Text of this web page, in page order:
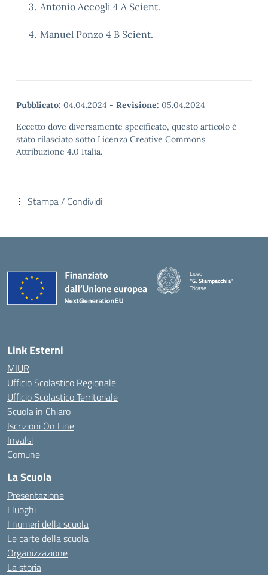
Antonio Accogli 4 A Scient.
Manuel Ponzo 4 B Scient.
Pubblicato: 04.04.2024 - Revisione: 05.04.2024
Eccetto dove diversamente specificato, questo articolo è
stato rilasciato sotto Licenza Creative Commons
Attribuzione 4.0 Italia.
Stampa / Condividi
Liceo
"G. Stampacchia"
Tricase
Link Esterni
MIUR
Ufficio Scolastico Regionale
Ufficio Scolastico Territoriale
Scuola in Chiaro
Iscrizioni On Line
Invalsi
Comune
La Scuola
Presentazione
I luoghi
I numeri della scuola
Le carte della scuola
Organizzazione
La storia